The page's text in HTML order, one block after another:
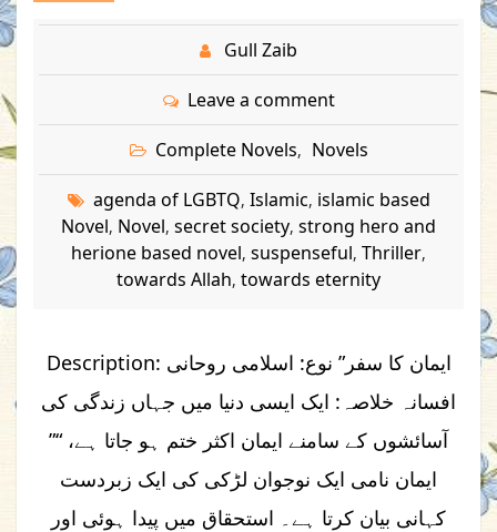
Gull Zaib
Leave a comment
Complete Novels, Novels
agenda of LGBTQ, Islamic, islamic based
Novel, Novel, secret society, strong hero and
herione based novel, suspenseful, Thriller,
towards Allah, towards eternity
Description: ایمان کا سفر” نوع: اسلامی روحانی
افسانہ خلاصہ: ایک ایسی دنیا میں جہاں زندگی کی
آسائشوں کے سامنے ایمان اکثر ختم ہو جاتا ہے، “”
ایمان نامی ایک نوجوان لڑکی کی ایک زبردست
کہانی بیان کرتا ہے۔ استحقاق میں پیدا ہوئی اور